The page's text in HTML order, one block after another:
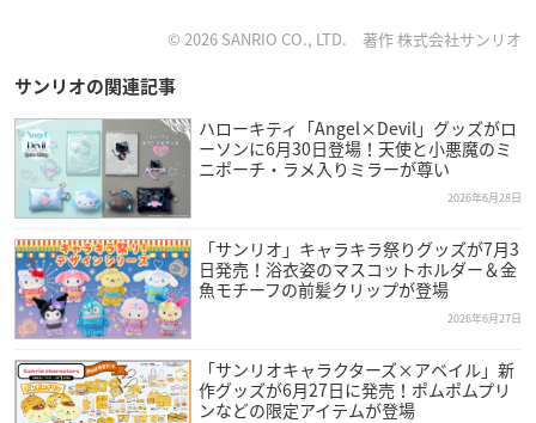
© 2026 SANRIO CO., LTD. 著作 株式会社サンリオ
サンリオの関連記事
ハローキティ「Angel×Devil」グッズがロ
ーソンに6月30日登場！天使と小悪魔のミ
ニポーチ・ラメ入りミラーが尊い
2026年6月28日
「サンリオ」キャラキラ祭りグッズが7月3
日発売！浴衣姿のマスコットホルダー＆金
魚モチーフの前髪クリップが登場
2026年6月27日
「サンリオキャラクターズ×アベイル」新
作グッズが6月27日に発売！ポムポムプリ
ンなどの限定アイテムが登場